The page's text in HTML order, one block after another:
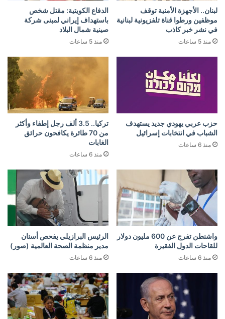
لبنان.. الأجهزة الأمنية توقف
موظفين ورطوا قناة تلفزيونية لبنانية
في نشر خبر كاذب
منذ 5 ساعات
الدفاع الكويتية: مقتل شخص
باستهداف إيراني لمبنى شركة
صينية شمال البلاد
منذ 5 ساعات
حزب عربي يهودي جديد يستهدف
الشباب في انتخابات إسرائيل
منذ 6 ساعات
تركيا.. 3.5 ألف رجل إطفاء وأكثر
من 70 طائرة يكافحون حرائق
الغابات
منذ 6 ساعات
واشنطن تفرج عن 600 مليون دولار
للقاحات الدول الفقيرة
منذ 6 ساعات
الرئيس البرازيلي يفحص أسنان
مدير منظمة الصحة العالمية (صور)
منذ 6 ساعات